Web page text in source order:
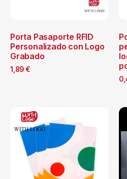
Porta Pasaporte RFID
Personalizado con Logo
Grabado
1,89 €